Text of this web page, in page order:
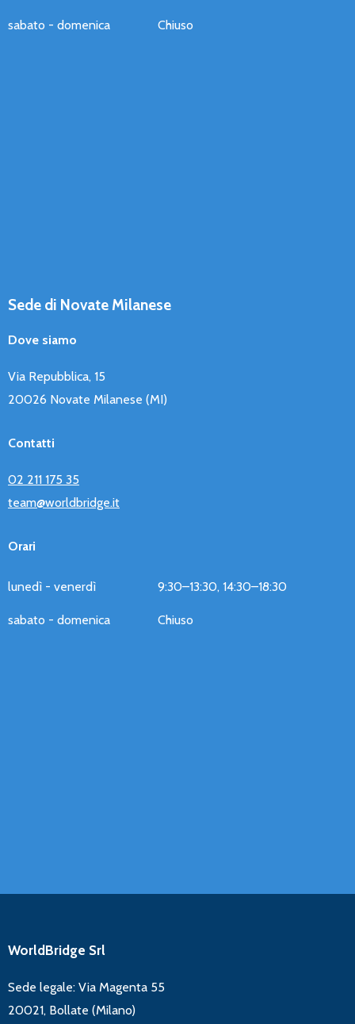
sabato - domenica Chiuso
Sede di Novate Milanese
Dove siamo
Via Repubblica, 15
20026 Novate Milanese (MI)
Contatti
02 211 175 35
team@worldbridge.it
Orari
lunedì - venerdì 9:30–13:30, 14:30–18:30
sabato - domenica Chiuso
WorldBridge Srl
Sede legale: Via Magenta 55
20021, Bollate (Milano)